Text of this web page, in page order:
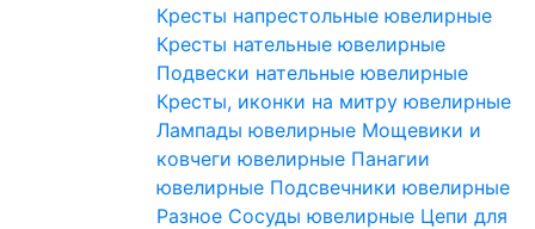
Кресты напрестольные ювелирные
Кресты нательные ювелирные
Подвески нательные ювелирные
Кресты, иконки на митру ювелирные
Лампады ювелирные Мощевики и
ковчеги ювелирные Панагии
ювелирные Подсвечники ювелирные
Разное Сосуды ювелирные Цепи для